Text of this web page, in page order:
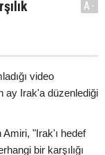
A-
video
ay Irak'a düzenlediği
"Irak'ı hedef
bir karşılığı